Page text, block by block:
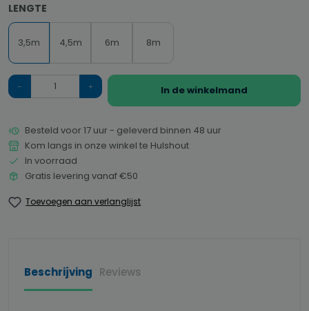
SELECTEER
LENGTE
3,5m 4,5m 6m 8m
Hoeveelheid
In de winkelmand
Besteld voor 17 uur - geleverd binnen 48 uur
Kom langs in onze winkel te Hulshout
In voorraad
Gratis levering vanaf €50
Toevoegen aan verlanglijst
Beschrijving Reviews